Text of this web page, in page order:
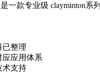
是一款专业级 clayminton系列
已整理
应应用体系
术支持